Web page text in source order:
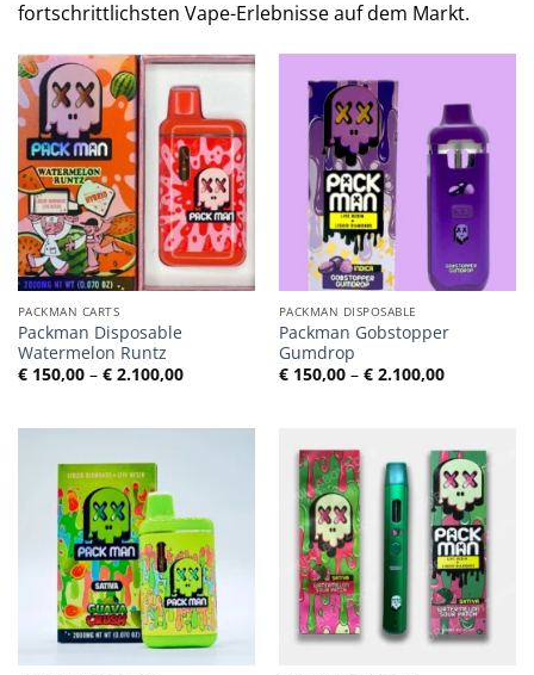
fortschrittlichsten Vape-Erlebnisse auf dem Markt.
PACKMAN CARTS
Packman Disposable
Watermelon Runtz
€150,00 – €2.100,00Preisspanne:
€ 150,00
PACKMAN DISPOSABLE
Packman Gobstopper
Gumdrop
€150,00 – €2.100,00
€ 150,00